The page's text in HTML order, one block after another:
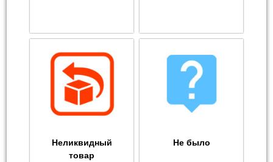
Неликвидный
товар
Не было